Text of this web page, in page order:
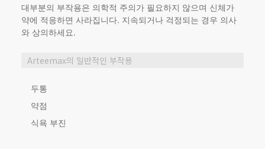
대부분의 부작용은 의학적 주의가 필요하지 않으며 신체가
약에 적응하면 사라집니다. 지속되거나 걱정되는 경우 의사
와 상의하세요.
Arteemax의 일반적인 부작용
두통
약점
식욕 부진